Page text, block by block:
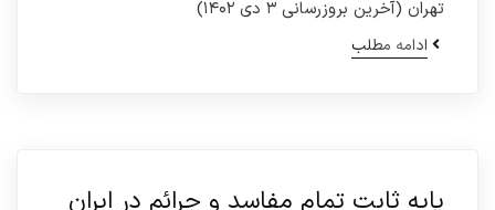
تهران (آخرین بروزرسانی ۳ دی ۱۴۰۲)
ادامه مطلب
پایه ثابت تمام مفاسد و جرائم در ایران